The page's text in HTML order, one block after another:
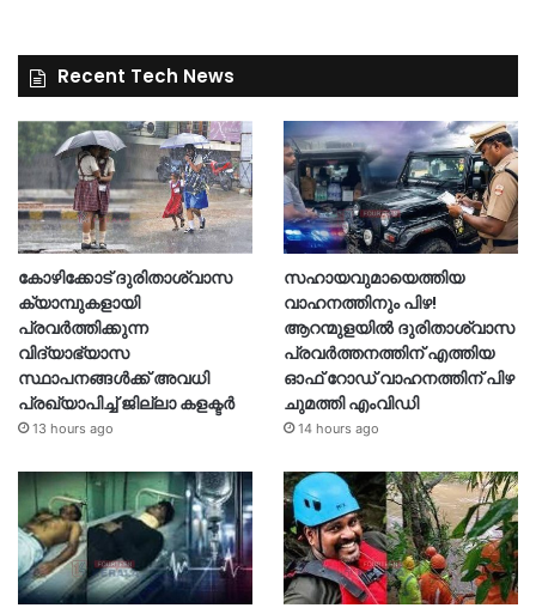
Recent Tech News
കോഴിക്കോട് ദുരിതാശ്വാസ
ക്യാമ്പുകളായി
പ്രവര്‍ത്തിക്കുന്ന
വിദ്യാഭ്യാസ
സ്ഥാപനങ്ങള്‍ക്ക് അവധി
പ്രഖ്യാപിച്ച് ജില്ലാ കളക്ടർ
13 hours ago
സഹായവുമായെത്തിയ
വാഹനത്തിനും പിഴ!
ആറന്മുളയില്‍ ദുരിതാശ്വാസ
പ്രവര്‍ത്തനത്തിന് എത്തിയ
ഓഫ് റോഡ് വാഹനത്തിന് പിഴ
ചുമത്തി എംവിഡി
14 hours ago